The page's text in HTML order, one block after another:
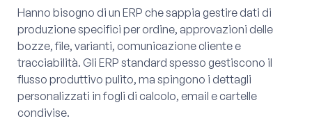
Hanno bisogno di un ERP che sappia gestire dati di
produzione specifici per ordine, approvazioni delle
bozze, file, varianti, comunicazione cliente e
tracciabilità. Gli ERP standard spesso gestiscono il
flusso produttivo pulito, ma spingono i dettagli
personalizzati in fogli di calcolo, email e cartelle
condivise.